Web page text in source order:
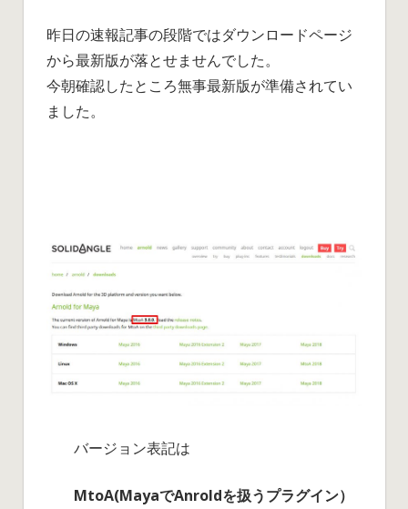
し
昨日の速報記事の段階ではダウンロードページ
から最新版が落とせませんでした。
今朝確認したところ無事最新版が準備されてい
ました。
バージョン表記は
MtoA(MayaでAnroldを扱うプラグイン）